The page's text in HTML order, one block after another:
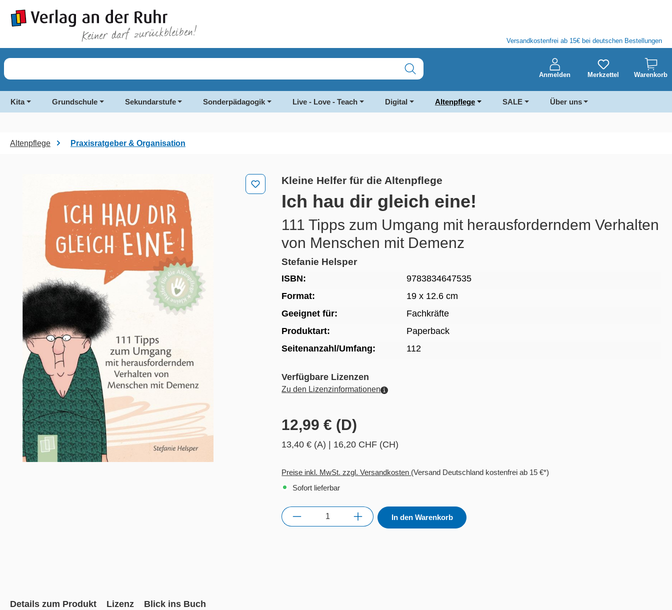
Zur Hauptnavigation springen
Versandkostenfrei ab 15€ bei deutschen Bestellungen
Anmelden Merkzettel Warenkorb
Kita Grundschule Sekundarstufe Sonderpädagogik Live - Love - Teach Digital Altenpflege SALE Über uns
Altenpflege Praxisratgeber & Organisation
Kleine Helfer für die Altenpflege
Ich hau dir gleich eine!
111 Tipps zum Umgang mit herausforderndem Verhalten
von Menschen mit Demenz
Stefanie Helsper
ISBN:
9783834647535
Format:
19 x 12.6 cm
Geeignet für:
Fachkräfte
Produktart:
Paperback
Seitenanzahl/Umfang:
112
Verfügbare Lizenzen
Zu den Lizenzinformationen
12,99 € (D)
13,40 € (A) 16,20 CHF (CH)
Preise inkl. MwSt. zzgl. Versandkosten (Versand Deutschland kostenfrei ab 15 €*)
Sofort lieferbar
Anzahl In den Warenkorb
Details zum Produkt Lizenz Blick ins Buch